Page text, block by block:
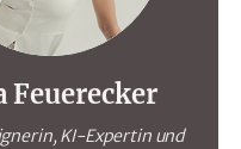
Feuerecker
KI-Expertin und